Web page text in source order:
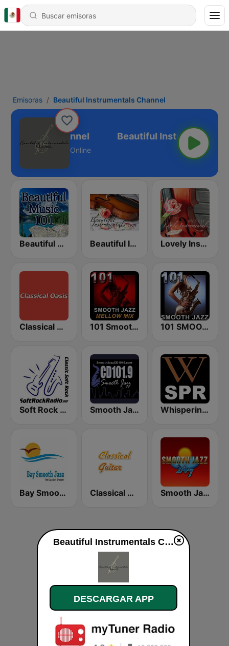
Emisoras Beautiful Instrumentals Channel
Channel
Online
Beautiful Music 101 Beautiful Instrumentals Lovely Instrumentals 101.5 FM
Classical Oasis 101 Smooth Jazz Mellow Mix 101 SMOOTH JAZZ
Soft Rock Radio Smooth Jazz CD 101.9 FM Whisperings: Solo Piano Radio
Bay Smooth Jazz Classical Guitar Smooth Jazz 247
Beautiful Instrumentals Channel en vivo
DESCARGAR APP